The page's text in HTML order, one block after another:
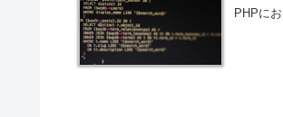
PHPに